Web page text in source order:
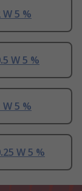
5 %
W 5 %
5 %
W 5 %